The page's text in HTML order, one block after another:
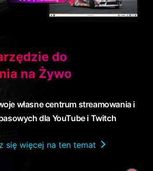
do
na Żywo
własne centrum streamowania i
dla YouTube i Twitch
się więcej na ten temat